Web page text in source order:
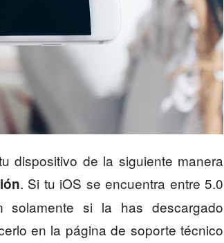
dispositivo de la siguiente manera
. Si tu iOS se encuentra entre 5.0
solamente si la has descargado
en la página de soporte técnico